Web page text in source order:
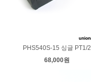
PHS540S-15 싱글 PT1/2
68,000원